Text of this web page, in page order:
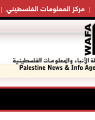
مركز المعلومات الفلسطيني